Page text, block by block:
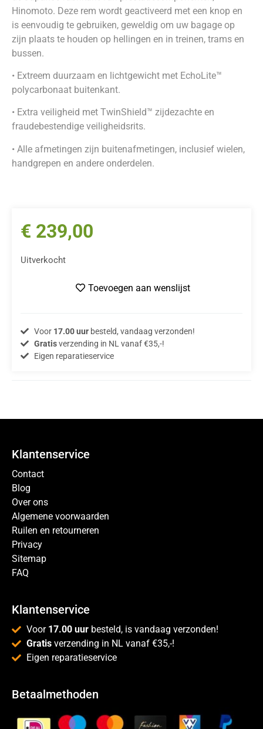
Hinomoto. Deze rem wordt geactiveerd met een knop en
is eenvoudig te gebruiken, geweldig om uw bagage op
zijn plaats te houden op hellingen en in treinen, trams en
bussen.
• Extreem duurzaam en lichtgewicht met EchoLite™
polycarbonaat buitenkant.
• Extra veiligheid met TwinShield™ zijdezachte en
fraudebestendige veiligheidsrits.
• Alle afmetingen zijn buitenafmetingen, inclusief wielen,
handgrepen en andere onderdelen.
€ 239,00
Uitverkocht
Toevoegen aan wenslijst
Voor 17.00 uurbesteld, vandaag verzonden!
Gratisverzending in NL vanaf €35,-!
Eigen reparatieservice
Klantenservice
Contact
Blog
Over ons
Algemene voorwaarden
Ruilen en retourneren
Privacy
Sitemap
FAQ
Klantenservice
Voor 17.00 uur besteld, is vandaag verzonden!
Gratis verzending in NL vanaf €35,-!
Eigen reparatieservice
Betaalmethoden